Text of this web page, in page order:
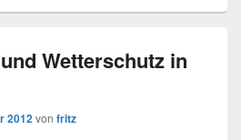
Wetterschutz in
2012von fritz